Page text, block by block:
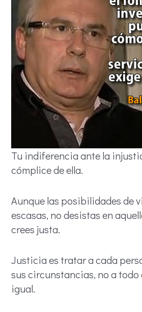
Tu indiferencia ante la
cómplice de ella.
Aunque las posibilidades de
escasas, no desistas en
crees justa.
Justicia es tratar a cada
sus circunstancias, no a todo
igual.